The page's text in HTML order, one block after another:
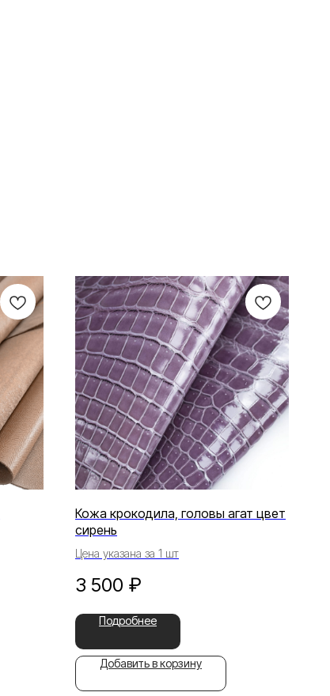
Кожа крокодила, головы агат цвет
сирень
Цена указана за 1 шт
3 500 ₽
Подробнее
Добавить в корзину